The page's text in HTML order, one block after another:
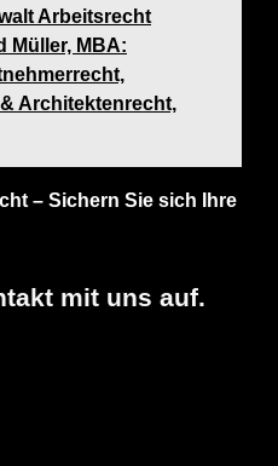
Arbeitsrecht
Müller, MBA:
Architektenrecht,
– Sichern Sie sich Ihre
mit uns auf.